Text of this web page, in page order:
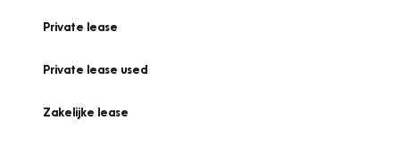
Private lease
Private lease used
Zakelijke lease